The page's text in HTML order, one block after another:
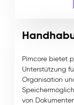
Pimcore bietet
Unterstützung
Organisation
von